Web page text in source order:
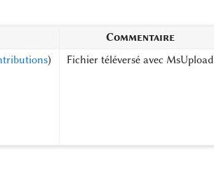
Commentaire
) Fichier téléversé avec MsUpload